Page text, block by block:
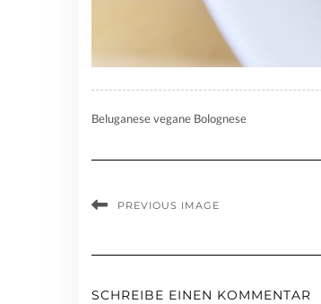
Beluganese vegane Bolognese
PREVIOUS IMAGE
SCHREIBE EINEN KOMMENTAR